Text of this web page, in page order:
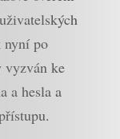
nyní po
vyzván ke
a hesla a